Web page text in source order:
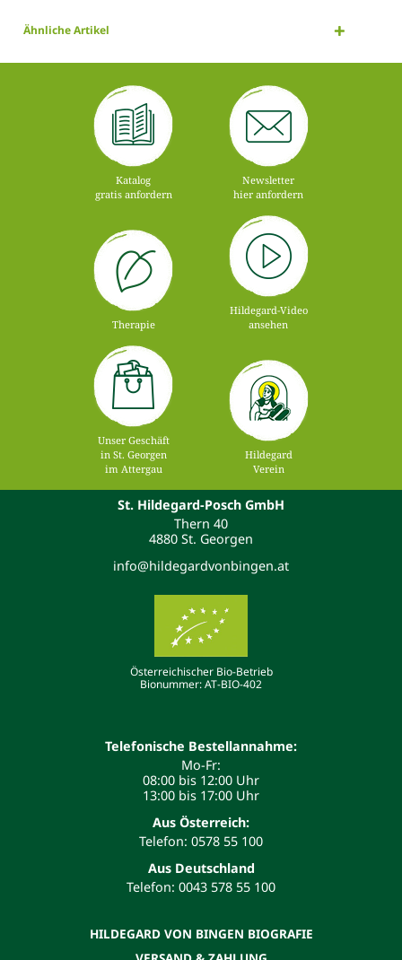
Ähnliche Artikel
Katalog
gratis anfordern
Newsletter
hier anfordern
Therapie
Hildegard-Video
ansehen
Unser Geschäft
in St. Georgen
im Attergau
Hildegard
Verein
St. Hildegard-Posch GmbH
Thern 40
4880 St. Georgen
info@hildegardvonbingen.at
Österreichischer Bio-Betrieb
Bionummer: AT-BIO-402
Telefonische Bestellannahme:
Mo-Fr:
08:00 bis 12:00 Uhr
13:00 bis 17:00 Uhr
Aus Österreich:
Telefon: 0578 55 100
Aus Deutschland
Telefon: 0043 578 55 100
HILDEGARD VON BINGEN BIOGRAFIE